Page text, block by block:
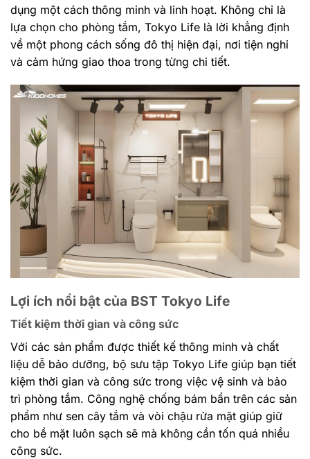
dụng một cách thông minh và linh hoạt. Không chỉ là
lựa chọn cho phòng tắm, Tokyo Life là lời khẳng định
về một phong cách sống đô thị hiện đại, nơi tiện nghi
và cảm hứng giao thoa trong từng chi tiết.
Lợi ích nổi bật của BST Tokyo Life
Tiết kiệm thời gian và công sức
Với các sản phẩm được thiết kế thông minh và chất
liệu dễ bảo dưỡng, bộ sưu tập Tokyo Life giúp bạn tiết
kiệm thời gian và công sức trong việc vệ sinh và bảo
trì phòng tắm. Công nghệ chống bám bẩn trên các sản
phẩm như sen cây tắm và vòi chậu rửa mặt giúp giữ
cho bề mặt luôn sạch sẽ mà không cần tốn quá nhiều
công sức.